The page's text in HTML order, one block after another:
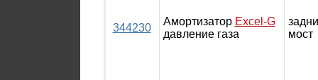
344230
Амортизатор Excel-G
давление газа
мост